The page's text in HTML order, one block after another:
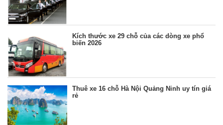
Kích thước xe 29 chỗ của các dòng xe phổ
biến 2026
Thuê xe 16 chỗ Hà Nội Quảng Ninh uy tín giá
rẻ